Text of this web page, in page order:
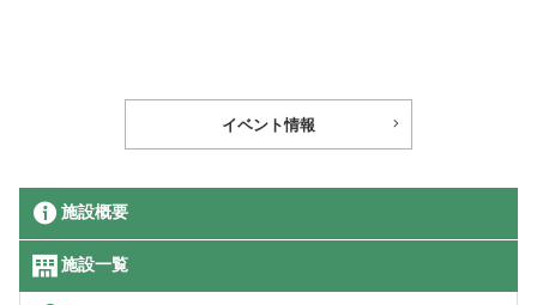
イベント情報
施設概要
施設一覧